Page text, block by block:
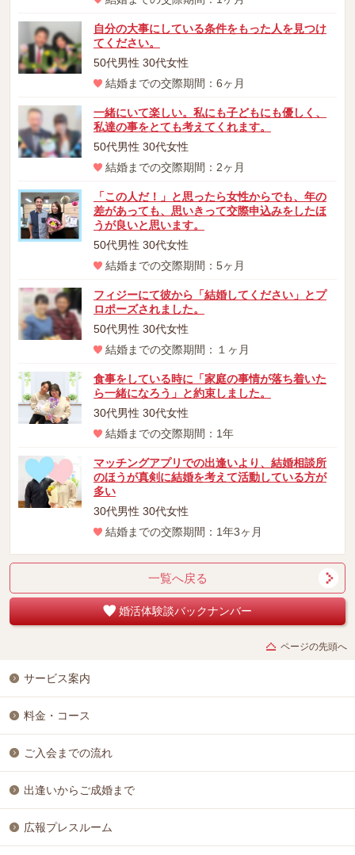
自分の大事にしている条件をもった人を見つけ
てください。
50代男性 30代女性
結婚までの交際期間：6ヶ月
一緒にいて楽しい。私にも子どもにも優しく、
私達の事をとても考えてくれます。
50代男性 30代女性
結婚までの交際期間：2ヶ月
「この人だ！」と思ったら女性からでも、年の
差があっても、思いきって交際申込みをしたほ
うが良いと思います。
50代男性 30代女性
結婚までの交際期間：5ヶ月
フィジーにて彼から「結婚してください」とプ
ロポーズされました。
50代男性 30代女性
結婚までの交際期間：１ヶ月
食事をしている時に「家庭の事情が落ち着いた
ら一緒になろう」と約束しました。
30代男性 30代女性
結婚までの交際期間：1年
マッチングアプリでの出逢いより、結婚相談所
のほうが真剣に結婚を考えて活動している方が
多い
30代男性 30代女性
結婚までの交際期間：1年3ヶ月
一覧へ戻る
婚活体験談バックナンバー
ページの先頭へ
サービス案内
料金・コース
ご入会までの流れ
出逢いからご成婚まで
広報プレスルーム